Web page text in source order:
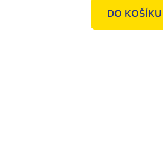
DO KOŠÍKU